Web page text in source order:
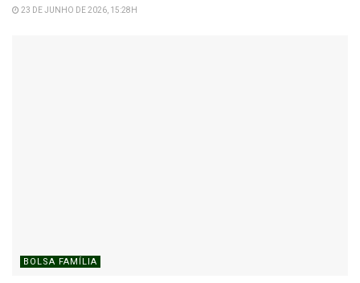
23 DE JUNHO DE 2026, 15:28H
BOLSA FAMÍLIA